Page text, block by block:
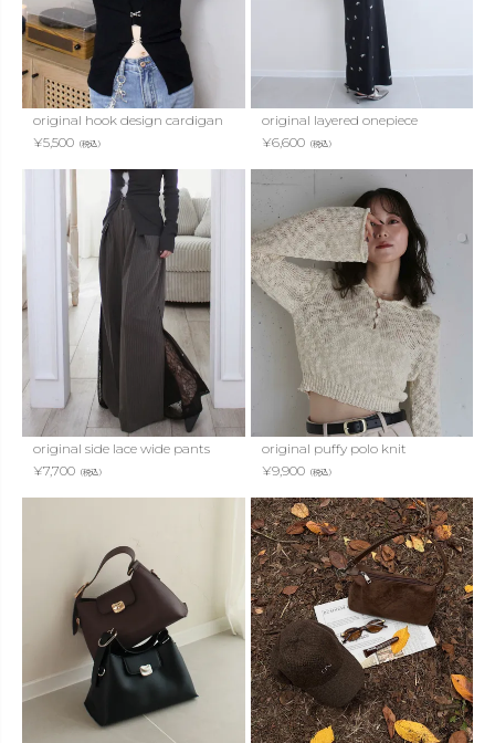
original hook design cardigan
¥5,500 （税込）
original layered onepiece
¥6,600（税込）
original side lace wide pants
¥7,700 （税込）
original puffy polo knit
¥9,900（税込）